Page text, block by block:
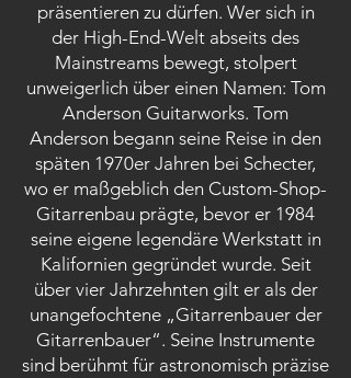
präsentieren zu dürfen. Wer sich in
der High-End-Welt abseits des
Mainstreams bewegt, stolpert
unweigerlich über einen Namen: Tom
Anderson Guitarworks. Tom
Anderson begann seine Reise in den
späten 1970er Jahren bei Schecter,
wo er maßgeblich den Custom-Shop-
Gitarrenbau prägte, bevor er 1984
seine eigene legendäre Werkstatt in
Kalifornien gegründet wurde. Seit
über vier Jahrzehnten gilt er als der
unangefochtene „Gitarrenbauer der
Gitarrenbauer“. Seine Instrumente
sind berühmt für astronomisch präzise